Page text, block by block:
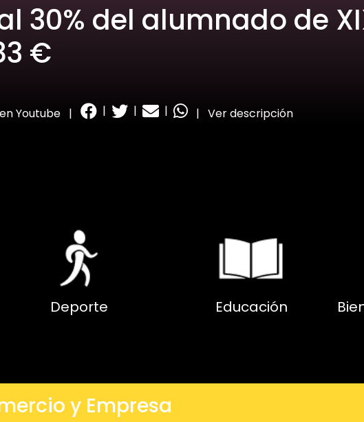
30% del alumnado de
€
Youtube | | | | | Ver descripción
Deporte Educación
y Empresa